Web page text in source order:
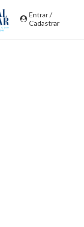
Entrar /
Cadastrar